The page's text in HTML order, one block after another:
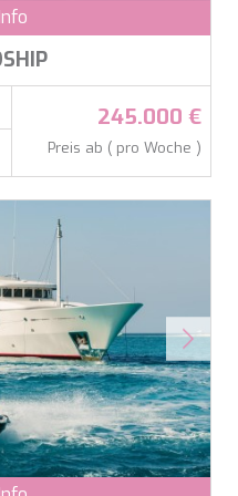
245.000 €
Preis ab ( pro Woche )